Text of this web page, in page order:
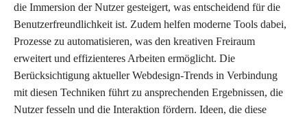
die Immersion der Nutzer gesteigert, was entscheidend für die
Benutzerfreundlichkeit ist. Zudem helfen moderne Tools dabei,
Prozesse zu automatisieren, was den kreativen Freiraum
erweitert und effizienteres Arbeiten ermöglicht. Die
Berücksichtigung aktueller Webdesign-Trends in Verbindung
mit diesen Techniken führt zu ansprechenden Ergebnissen, die
Nutzer fesseln und die Interaktion fördern. Ideen, die diese